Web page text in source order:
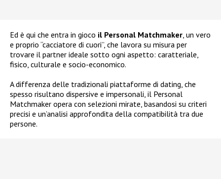
Ed è qui che entra in gioco il Personal Matchmaker, un vero
e proprio “cacciatore di cuori”, che lavora su misura per
trovare il partner ideale sotto ogni aspetto: caratteriale,
fisico, culturale e socio-economico.
A differenza delle tradizionali piattaforme di dating, che
spesso risultano dispersive e impersonali, il Personal
Matchmaker opera con selezioni mirate, basandosi su criteri
precisi e un’analisi approfondita della compatibilità tra due
persone.